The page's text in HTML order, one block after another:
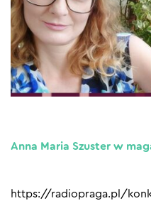
Anna Maria Szuster w
https://radiopraga.pl/